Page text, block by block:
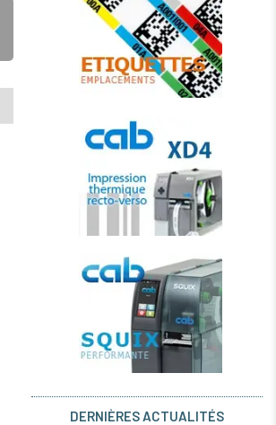
DERNIÈRES ACTUALITÉS